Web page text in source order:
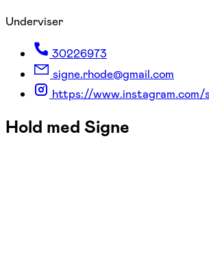
Underviser
30226973
signe.rhode@gmail.com
https://www.instagram.com/
Hold med Signe